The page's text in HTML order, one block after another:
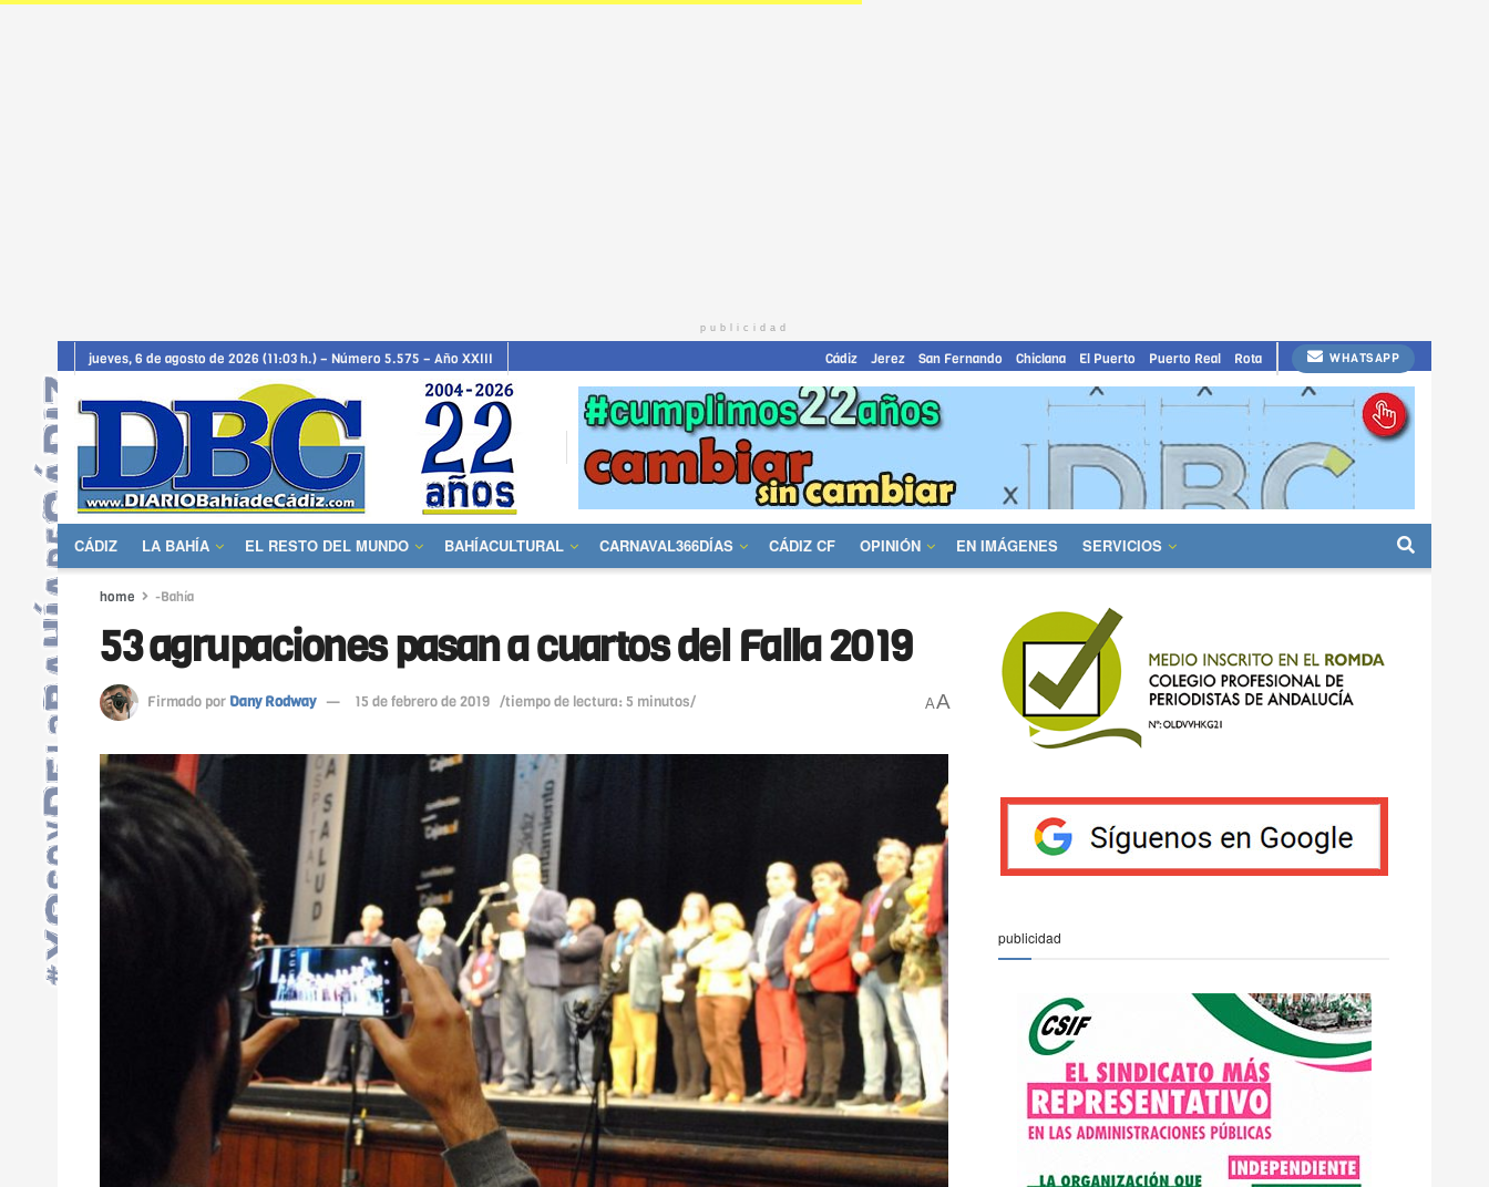
publicidad
jueves, 6 de agosto de 2026 (11:03 h.) – Número 5.575 – Año XXIII Cádiz Jerez San Fernando Chiclana El Puerto Puerto Real Rota WHATSAPP
CÁDIZ LA BAHÍA EL RESTO DEL MUNDO BAHÍACULTURAL CARNAVAL366DÍAS CÁDIZ CF OPINIÓN EN IMÁGENES SERVICIOS
home -Bahía
53 agrupaciones pasan a cuartos del Falla 2019
Firmado por Dany Rodway 15 de febrero de 2019 /tiempo de lectura: 5 minutos/ AA
publicidad